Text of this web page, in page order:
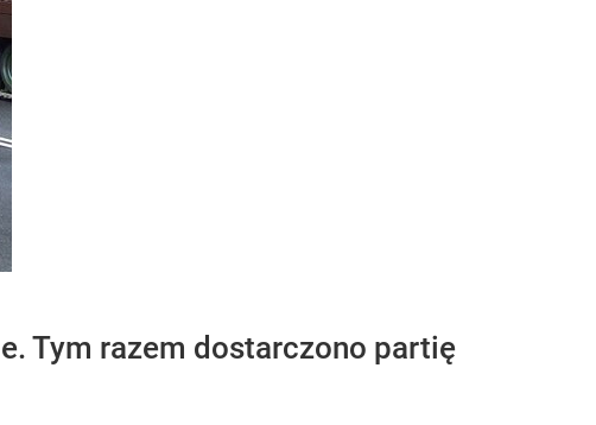
Tym razem dostarczono partię